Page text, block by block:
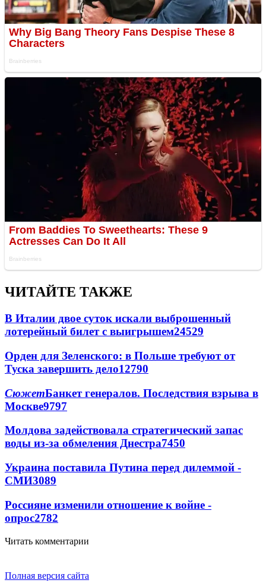
ЧИТАЙТЕ ТАКЖЕ
В Италии двое суток искали выброшенный
лотерейный билет с выигрышем24529
Орден для Зеленского: в Польше требуют от
Туска завершить дело12790
СюжетБанкет генералов. Последствия взрыва в
Москве9797
Молдова задействовала стратегический запас
воды из-за обмеления Днестра7450
Украина поставила Путина перед дилеммой -
СМИ3089
Россияне изменили отношение к войне -
опрос2782
Читать комментарии
Полная версия сайта